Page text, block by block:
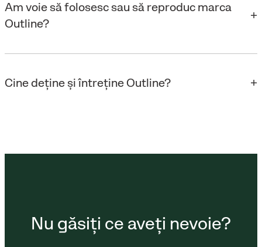
Am voie să folosesc sau să reproduc marca
Outline?
Cine deține și întreține Outline?
Nu găsiți ce aveți nevoie?